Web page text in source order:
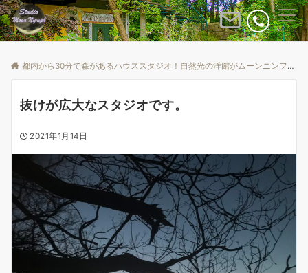
Menu
都内から30分で森があるハウススタジオ！自然光の洋館がムーンニンフ
抜けが広大なスタジオです。
2021年1月14日